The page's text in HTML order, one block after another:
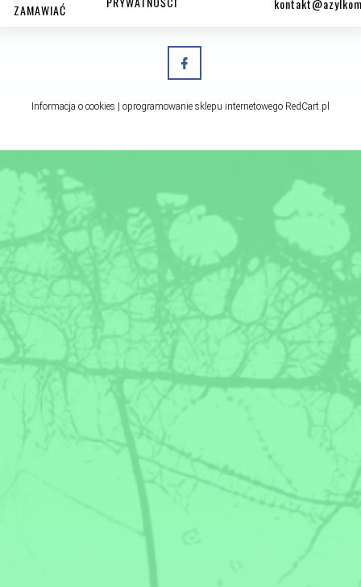
ZAMAWIAĆ
Informacja o cookies | oprogramowanie sklepu internetowego RedCart.pl